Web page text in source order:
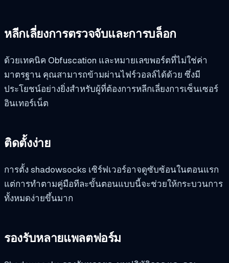
หลีกเลี่ยงการตรวจจับและการบล็อก
ด้วยเทคนิค Obfuscation และหมายเลขพอร์ตที่ไม่ใช่ค่า
มาตรฐาน คุณสามารถข้ามผ่านไฟร์วอลล์ได้ด้วย ซึ่งมี
ประโยชน์อย่างยิ่งสำหรับผู้ที่ต้องการหลีกเลี่ยงการเซ็นเซอร์
อินเทอร์เน็ต
ติดตั้งง่าย
การตั้ง shadowsocks เซิร์ฟเวอร์อาจดูซับซ้อนในตอนแรก
แต่การทำตามคู่มือทีละขั้นตอนแบบนี้จะช่วยให้กระบวนการ
ทั้งหมดง่ายขึ้นมาก
รองรับหลายแพลตฟอร์ม